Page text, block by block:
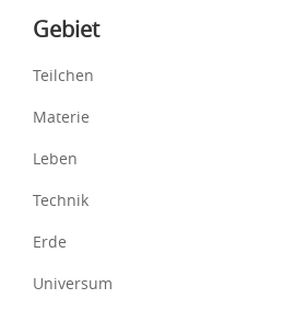
Inhalte
Gebiet
Teilchen
Materie
Leben
Technik
Erde
Universum